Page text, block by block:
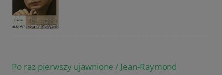
Po raz pierwszy ujawnione / Jean-Raymond